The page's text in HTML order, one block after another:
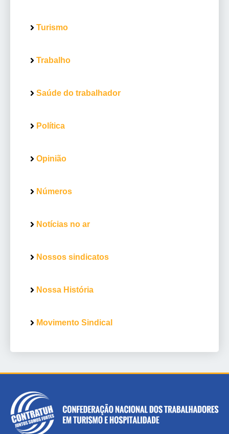
Turismo
Trabalho
Saúde do trabalhador
Política
Opinião
Números
Notícias no ar
Nossos sindicatos
Nossa História
Movimento Sindical